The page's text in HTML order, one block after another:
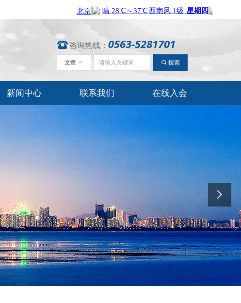
咨询热线： 0563-5281701
뀰
끠 搜索
文章 ꀁ
新闻中心 联系我们 在线入会